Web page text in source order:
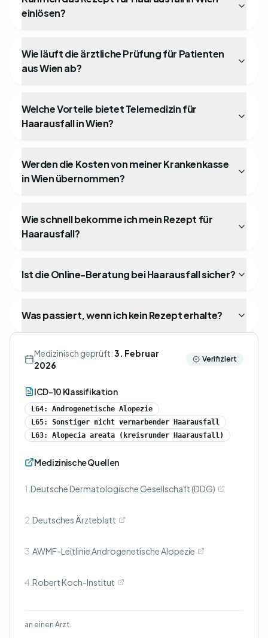
einlösen?
Wie läuft die ärztliche Prüfung für Patienten
aus Wien ab?
Welche Vorteile bietet Telemedizin für
Haarausfall in Wien?
Werden die Kosten von meiner Krankenkasse
in Wien übernommen?
Wie schnell bekomme ich mein Rezept für
Haarausfall?
Ist die Online-Beratung bei Haarausfall sicher?
Was passiert, wenn ich kein Rezept erhalte?
Medizinisch geprüft:3. Februar
2026
Verifiziert
ICD-10 Klassifikation
L64: Androgenetische Alopezie
L65: Sonstiger nicht vernarbender Haarausfall
L63: Alopecia areata (kreisrunder Haarausfall)
Medizinische Quellen
1. Deutsche Dermatologische Gesellschaft (DDG)
2. Deutsches Ärzteblatt
3. AWMF-Leitlinie Androgenetische Alopezie
4. Robert Koch-Institut
an einen Arzt.